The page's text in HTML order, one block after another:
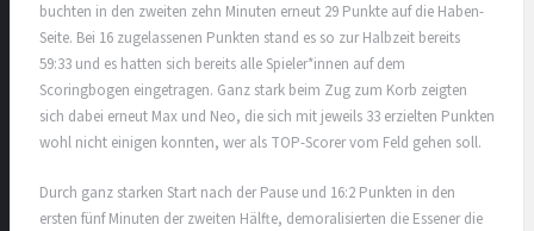
buchten in den zweiten zehn Minuten erneut 29 Punkte auf die Haben-
Seite. Bei 16 zugelassenen Punkten stand es so zur Halbzeit bereits
59:33 und es hatten sich bereits alle Spieler*innen auf dem
Scoringbogen eingetragen. Ganz stark beim Zug zum Korb zeigten
sich dabei erneut Max und Neo, die sich mit jeweils 33 erzielten Punkten
wohl nicht einigen konnten, wer als TOP-Scorer vom Feld gehen soll.
Durch ganz starken Start nach der Pause und 16:2 Punkten in den
ersten fünf Minuten der zweiten Hälfte, demoralisierten die Essener die